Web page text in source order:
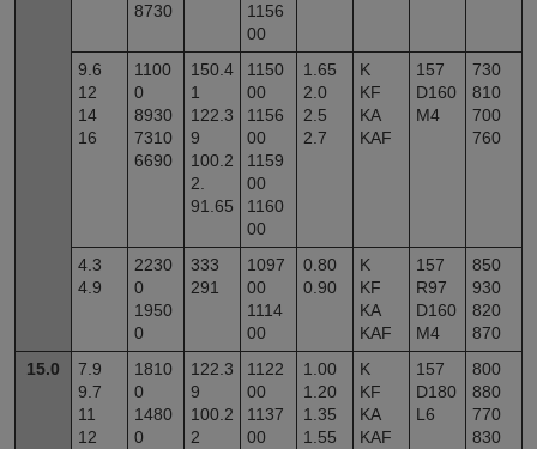
8730
1156
00
9.6
12
14
16
1100
0
8930
7310
6690
150.4
1
122.3
9
100.2
2.
91.65
1150
00
1156
00
1159
00
1160
00
1.65
2.0
2.5
2.7
K
KF
KA
KAF
157
D160
M4
730
810
700
760
4.3
4.9
2230
0
1950
0
333
291
1097
00
1114
00
0.80
0.90
K
KF
KA
KAF
157
R97
D160
M4
850
930
820
870
15.0
7.9
9.7
11
12
1810
0
1480
0
122.3
9
100.2
2
1122
00
1137
00
1.00
1.20
1.35
1.55
K
KF
KA
KAF
157
D180
L6
800
880
770
830